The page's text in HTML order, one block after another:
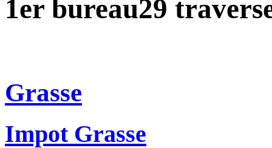
1er bureau29
Grasse
Impot Grasse